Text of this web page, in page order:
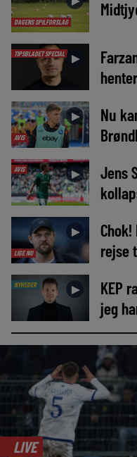
DAGENS SPILFORSLAG
TIPSBLADET SPECIAL ►
AVIS
►
Nu
AVIS ►
Jens
LIGE NU
►
rejse
NYHEDER ►
KEP
jeg
LIVE